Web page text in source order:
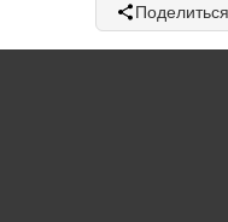
Поделиться